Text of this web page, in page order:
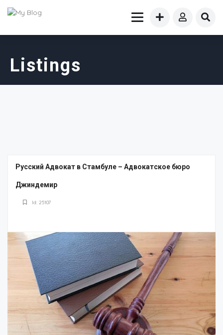
Listings
Русский Адвокат в Стамбуле – Адвокатское бюро
Джиндемир
Id: 25107